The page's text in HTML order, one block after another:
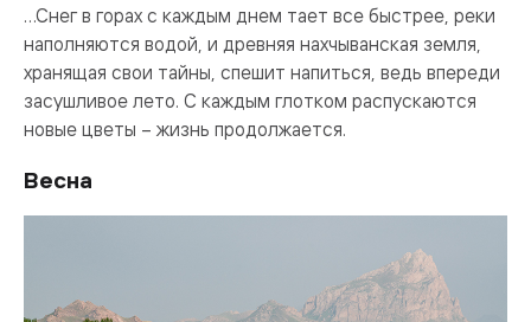
…Снег в горах с каждым днем тает все быстрее, реки
наполняются водой, и древняя нахчыванская земля,
хранящая свои тайны, спешит напиться, ведь впереди
засушливое лето. С каждым глотком распускаются
новые цветы – жизнь продолжается.
Весна